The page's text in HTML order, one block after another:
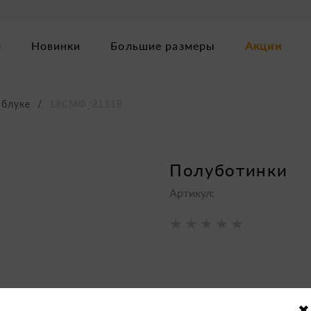
Новинки Большие размеры Акции
полуботинки
Артикул: